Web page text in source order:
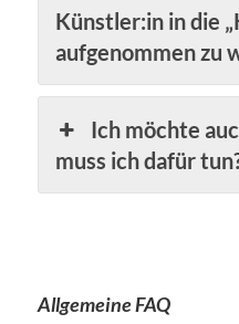
Künstler:in in die
aufgenommen zu
Ich möchte
muss ich dafür
Allgemeine FAQ